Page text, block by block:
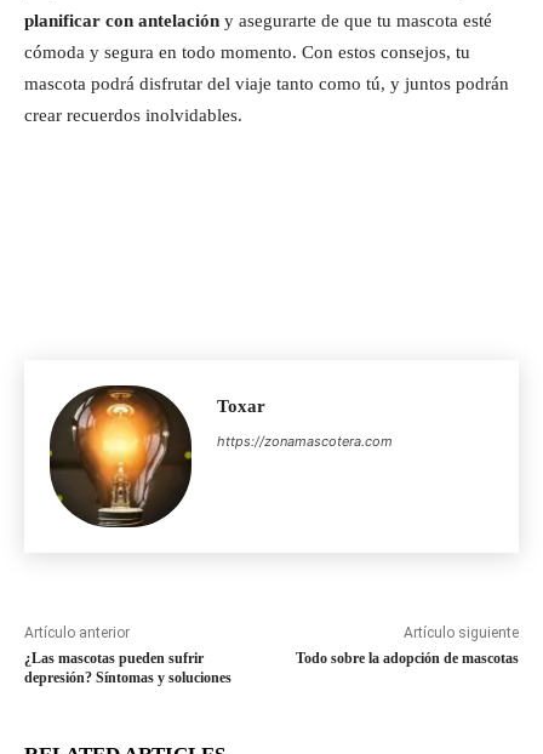
planificar con antelación y asegurarte de que tu mascota esté
cómoda y segura en todo momento. Con estos consejos, tu
mascota podrá disfrutar del viaje tanto como tú, y juntos podrán
crear recuerdos inolvidables.
Toxar
https://zonamascotera.com
Artículo anterior
¿Las mascotas pueden sufrir
depresión? Síntomas y soluciones
Artículo siguiente
Todo sobre la adopción de mascotas